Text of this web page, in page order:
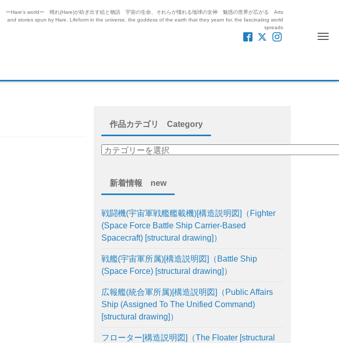
ーHare's worldー 晴れ(Hare)が紡ぎ出す絵と物語 宇宙の生命、それらが憧れる地球の女神 魅惑の世界が広がる Arts
and stories spun by Hare. Lifeform in the universe, the goddess of the earth that they yearn for, the fascinating world
spreads
作品カテゴリ Category
新着情報 new
戦闘機(宇宙軍戦艦艦載機)[構造説明図]（Fighter
(Space Force Battle Ship Carrier-Based
Spacecraft) [structural drawing]）
戦艦(宇宙軍所属)[構造説明図]（Battle Ship
(Space Force) [structural drawing]）
広報艦(統合軍所属)[構造説明図]（Public Affairs
Ship (Assigned To The Unified Command)
[structural drawing]）
フローター[構造説明図]（The Floater [structural